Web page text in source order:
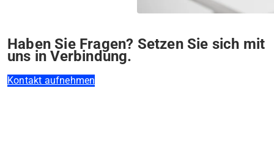
Haben Sie Fragen? Setzen Sie sich mit
uns in Verbindung.
Kontakt aufnehmen